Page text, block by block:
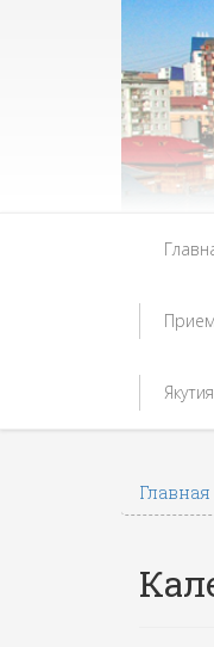
Главная